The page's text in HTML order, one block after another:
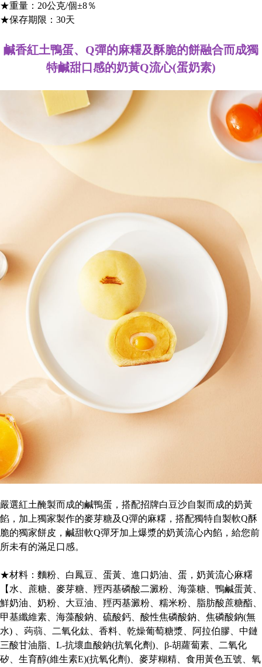
★重量：20公克/個±8％
★保存期限：30天
鹹香紅土鴨蛋、Q彈的麻糬及酥脆的餅融合而成獨
特鹹甜口感的奶黃Q流心(蛋奶素)
嚴選紅土醃製而成的鹹鴨蛋，搭配招牌白豆沙自製而成的奶黃
餡，加上獨家製作的麥芽糖及Q彈的麻糬，搭配獨特自製軟Q酥
脆的獨家餅皮，鹹甜軟Q彈牙加上爆漿的奶黃流心內餡，給您前
所未有的滿足口感。
★材料：麵粉、白鳳豆、蛋黃、進口奶油、蛋，奶黃流心麻糬
【水、蔗糖、麥芽糖、羥丙基磷酸二澱粉、海藻糖、鴨鹹蛋黃、
鮮奶油、奶粉、大豆油、羥丙基澱粉、糯米粉、脂肪酸蔗糖酯、
甲基纖維素、海藻酸鈉、硫酸鈣、酸性焦磷酸鈉、焦磷酸鈉(無
水) 、蒟蒻、二氧化鈦、香料、乾燥葡萄糖漿、阿拉伯膠、中鏈
三酸甘油脂、L-抗壞血酸鈉(抗氧化劑)、β-胡蘿蔔素、二氧化
矽、生育醇(維生素E)(抗氧化劑)、麥芽糊精、食用黃色五號、氧